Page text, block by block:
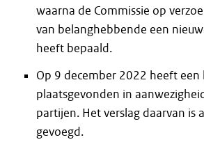
waarna de Commissie op
van belanghebbende een
heeft bepaald.
Op 9 december 2022 heeft
plaatsgevonden in
partijen. Het verslag daarvan is
gevoegd.